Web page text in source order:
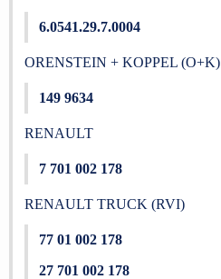
6.0541.29.7.0004
ORENSTEIN + KOPPEL (O+K)
149 9634
RENAULT
7 701 002 178
RENAULT TRUCK (RVI)
77 01 002 178
27 701 002 178